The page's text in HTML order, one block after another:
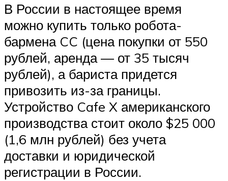
В России в настоящее время
можно купить только робота-
бармена CC (цена покупки от 550
рублей, аренда — от 35 тысяч
рублей), а бариста придется
привозить из-за границы.
Устройство Cafe X американского
производства стоит около $25 000
(1,6 млн рублей) без учета
доставки и юридической
регистрации в России.